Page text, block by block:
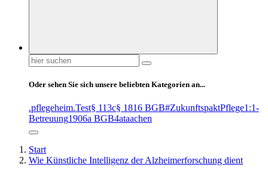
Suchen
nach:
Oder sehen Sie sich unsere beliebten Kategorien an...
.pflegeheim.Test§ 113c§ 1816 BGB#ZukunftspaktPflege1:1-
Betreuung1906a BGB4ataachen
Start
Wie Künstliche Intelligenz der Alzheimerforschung dient